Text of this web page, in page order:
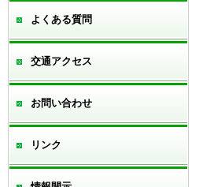
よくある質問
交通アクセス
お問い合わせ
リンク